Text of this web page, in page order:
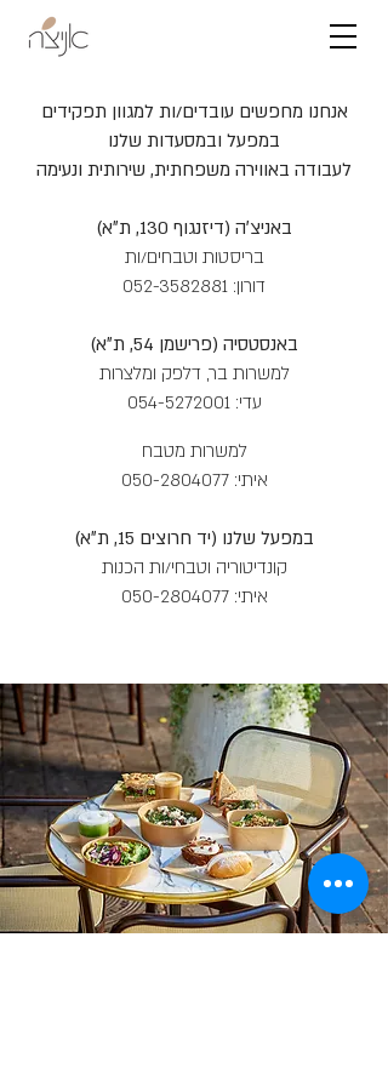
אנחנו מחפשים עובדים/ות למגוון תפקידים
במפעל ובמסעדות שלנו
לעבודה באווירה משפחתית, שירותית ונעימה
באניצ׳ה (דיזנגוף 130, ת״א)
בריסטות וטבחים/ות
דורון: 052-3582881
באנסטסיה (פרישמן 54, ת״א)
למשרות בר, דלפק ומלצרות
עדי:054-5272001
למשרות מטבח
איתי:050-2804077
במפעל שלנו (יד חרוצים 15, ת״א)
קונדיטוריה וטבחי/ות הכנות
איתי:050-2804077